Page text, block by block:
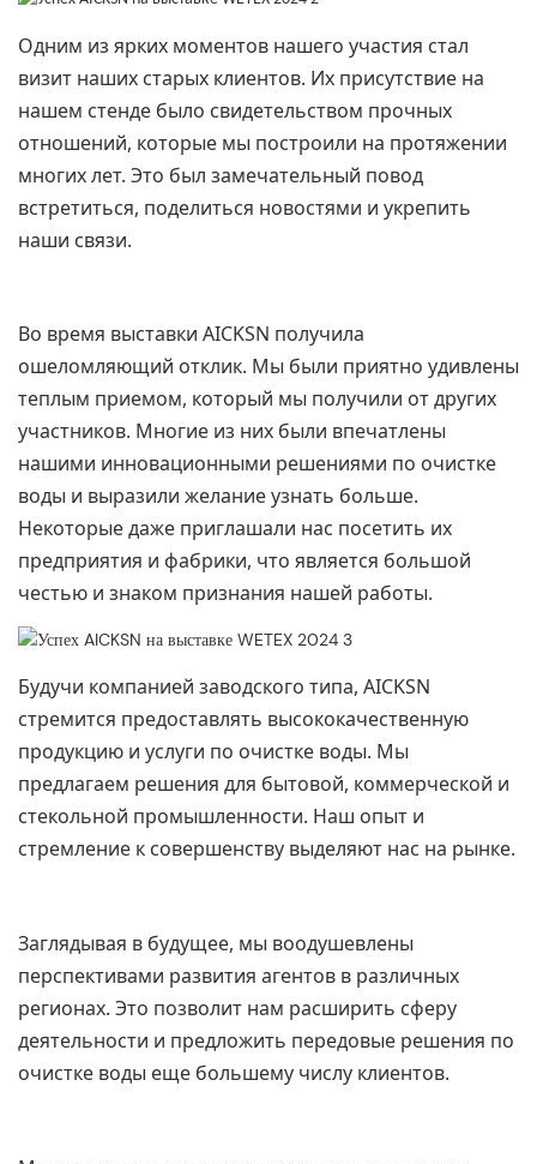
Одним из ярких моментов нашего участия стал
визит наших старых клиентов. Их присутствие на
нашем стенде было свидетельством прочных
отношений, которые мы построили на протяжении
многих лет. Это был замечательный повод
встретиться, поделиться новостями и укрепить
наши связи.
Во время выставки AICKSN получила
ошеломляющий отклик. Мы были приятно удивлены
теплым приемом, который мы получили от других
участников. Многие из них были впечатлены
нашими инновационными решениями по очистке
воды и выразили желание узнать больше.
Некоторые даже приглашали нас посетить их
предприятия и фабрики, что является большой
честью и знаком признания нашей работы.
Будучи компанией заводского типа, AICKSN
стремится предоставлять высококачественную
продукцию и услуги по очистке воды. Мы
предлагаем решения для бытовой, коммерческой и
стекольной промышленности. Наш опыт и
стремление к совершенству выделяют нас на рынке.
Заглядывая в будущее, мы воодушевлены
перспективами развития агентов в различных
регионах. Это позволит нам расширить сферу
деятельности и предложить передовые решения по
очистке воды еще большему числу клиентов.